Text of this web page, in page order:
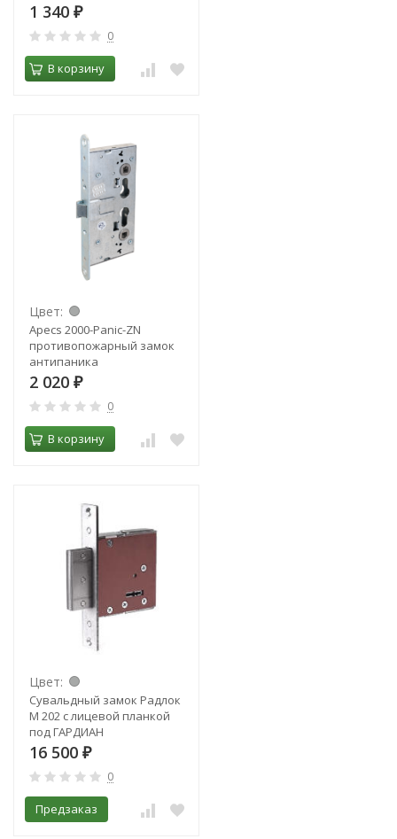
1 340 ₽
0
В корзину
Цвет:
Apecs 2000-Panic-ZN
противопожарный замок
антипаника
2 020 ₽
0
В корзину
Цвет:
Сувальдный замок Радлок
М 202 с лицевой планкой
под ГАРДИАН
16 500 ₽
0
Предзаказ